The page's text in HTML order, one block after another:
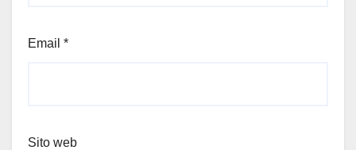
Email *
Sito web